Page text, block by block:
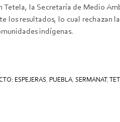
Tetela, la Secretaría de Medio
los resultados, lo cual rechazan
indígenas.
ESPEJERAS, PUEBLA, SERMANAT ,